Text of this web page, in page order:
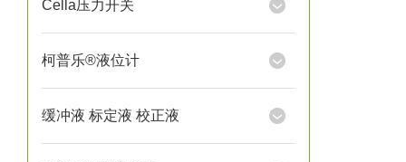
Cella压力开关
柯普乐®液位计
缓冲液 标定液 校正液